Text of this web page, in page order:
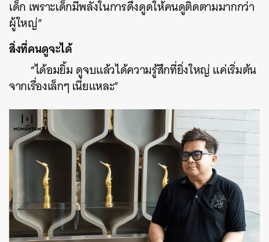
เด็ก เพราะเด็กมีพลังในการดึงดูดให้คนดูติดตามมากกว่า
ผู้ใหญ่”
สิ่งที่คนดูจะได้
“ได้อมยิ้ม ดูจบแล้วได้ความรู้สึกที่ยิ่งใหญ่ แค่เริ่มต้น
จากเรื่องเล็กๆ เนี่ยแหละ”
ค้นหา
SHARE TWEET LINE EMAIL